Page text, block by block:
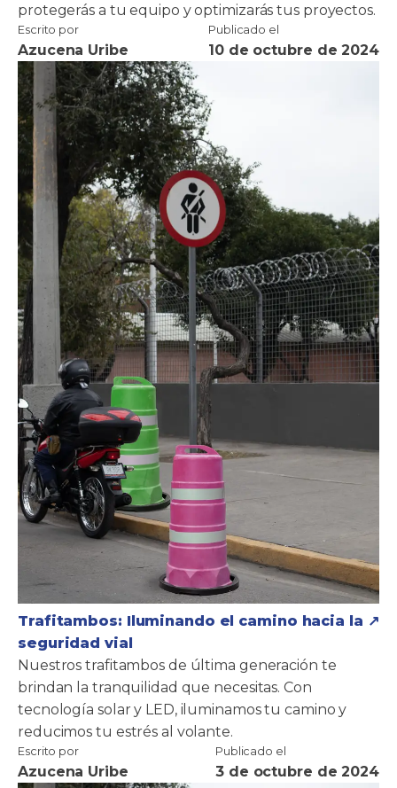
protegerás a tu equipo y optimizarás tus proyectos.
Escrito por
Azucena Uribe
Publicado el
10 de octubre de 2024
Trafitambos: Iluminando el camino hacia la
seguridad vial
Nuestros trafitambos de última generación te
brindan la tranquilidad que necesitas. Con
tecnología solar y LED, iluminamos tu camino y
reducimos tu estrés al volante.
Escrito por
Azucena Uribe
Publicado el
3 de octubre de 2024